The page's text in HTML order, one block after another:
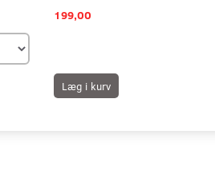
199,00
Læg i kurv